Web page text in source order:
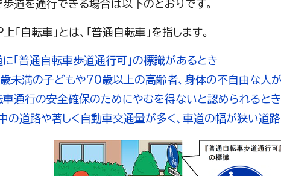
道を通行できる場合は以下のとおりです。
「自転車」とは、「普通自転車」を指します。
「普通自転車歩道通行可」の標識があるとき
満の子どもや70歳以上の高齢者、身体の不自由な人が
通行の安全確保のためにやむを得ないと認められるとき
の道路や著しく自動車交通量が多く、車道の幅が狭い道路